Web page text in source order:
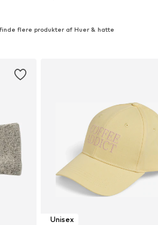
flere produkter af Huer & hatte
Unisex